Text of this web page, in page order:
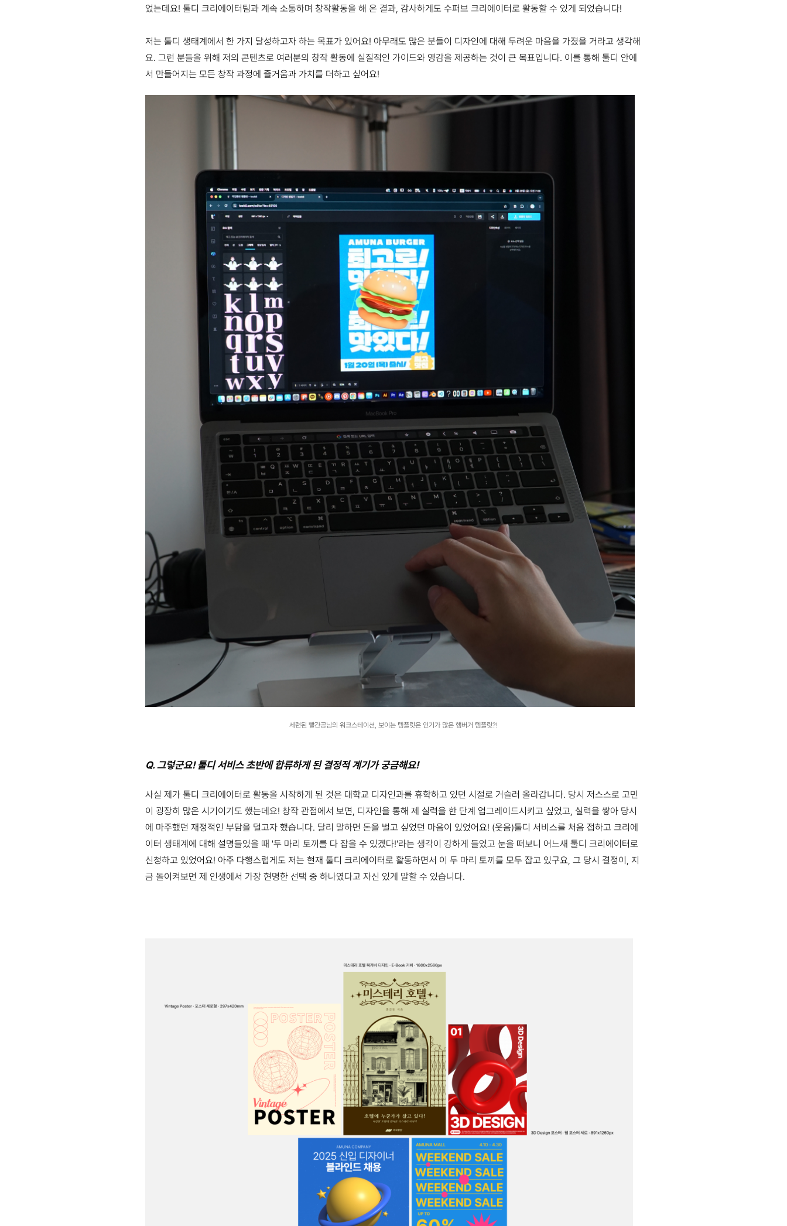
었는데요! 툴디 크리에이터팀과 계속 소통하며 창작활동을 해 온 결과, 감사하게도 수퍼브 크리에이터로 활동할 수 있게 되었습니다!
저는 툴디 생태계에서 한 가지 달성하고자 하는 목표가 있어요! 아무래도 많은 분들이 디자인에 대해 두려운 마음을 가졌을 거라고 생각해
요. 그런 분들을 위해 저의 콘텐츠로 여러분의 창작 활동에 실질적인 가이드와 영감을 제공하는 것이 큰 목표입니다. 이를 통해 툴디 안에
서 만들어지는 모든 창작 과정에 즐거움과 가치를 더하고 싶어요!
세련된 빨간공님의 워크스테이션, 보이는 템플릿은 인기가 많은 햄버거 템플릿?!
Q. 그렇군요! 툴디 서비스 초반에 합류하게 된 결정적 계기가 궁금해요!
사실 제가 툴디 크리에이터로 활동을 시작하게 된 것은 대학교 디자인과를 휴학하고 있던 시절로 거슬러 올라갑니다. 당시 저스스로 고민
이 굉장히 많은 시기이기도 했는데요! 창작 관점에서 보면, 디자인을 통해 제 실력을 한 단계 업그레이드시키고 싶었고, 실력을 쌓아 당시
에 마주했던 재정적인 부담을 덜고자 했습니다. 달리 말하면 돈을 벌고 싶었던 마음이 있었어요! (웃음)툴디 서비스를 처음 접하고 크리에
이터 생태계에 대해 설명들었을 때 '두 마리 토끼를 다 잡을 수 있겠다!'라는 생각이 강하게 들었고 눈을 떠보니 어느새 툴디 크리에이터로
신청하고 있었어요! 아주 다행스럽게도 저는 현재 툴디 크리에이터로 활동하면서 이 두 마리 토끼를 모두 잡고 있구요, 그 당시 결정이, 지
금 돌이켜보면 제 인생에서 가장 현명한 선택 중 하나였다고 자신 있게 말할 수 있습니다.